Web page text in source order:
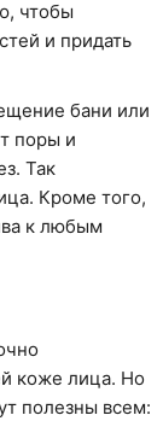
чтобы
и придать
бани или
поры и
Так
Кроме того,
к любым
коже лица. Но
полезны всем: